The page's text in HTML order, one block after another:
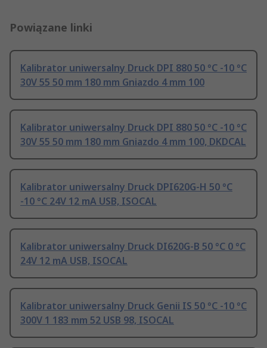
Powiązane linki
Kalibrator uniwersalny Druck DPI 880 50 °C -10 °C
30V 55 50 mm 180 mm Gniazdo 4 mm 100
Kalibrator uniwersalny Druck DPI 880 50 °C -10 °C
30V 55 50 mm 180 mm Gniazdo 4 mm 100, DKDCAL
Kalibrator uniwersalny Druck DPI620G-H 50 °C
-10 °C 24V 12 mA USB, ISOCAL
Kalibrator uniwersalny Druck DI620G-B 50 °C 0 °C
24V 12 mA USB, ISOCAL
Kalibrator uniwersalny Druck Genii IS 50 °C -10 °C
300V 1 183 mm 52 USB 98, ISOCAL